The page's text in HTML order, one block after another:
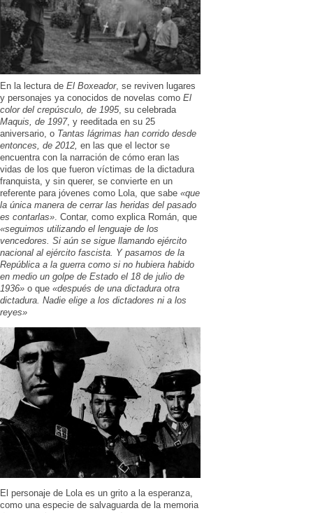
En la lectura de El Boxeador, se reviven lugares
y personajes ya conocidos de novelas como El
color del crepúsculo, de 1995, su celebrada
Maquis, de 1997, y reeditada en su 25
aniversario, o Tantas lágrimas han corrido desde
entonces, de 2012, en las que el lector se
encuentra con la narración de cómo eran las
vidas de los que fueron víctimas de la dictadura
franquista, y sin querer, se convierte en un
referente para jóvenes como Lola, que sabe «que
la única manera de cerrar las heridas del pasado
es contarlas». Contar, como explica Román, que
«seguimos utilizando el lenguaje de los
vencedores. Si aún se sigue llamando ejército
nacional al ejército fascista. Y pasamos de la
República a la guerra como si no hubiera habido
en medio un golpe de Estado el 18 de julio de
1936» o que «después de una dictadura otra
dictadura. Nadie elige a los dictadores ni a los
reyes»
El personaje de Lola es un grito a la esperanza,
como una especie de salvaguarda de la memoria